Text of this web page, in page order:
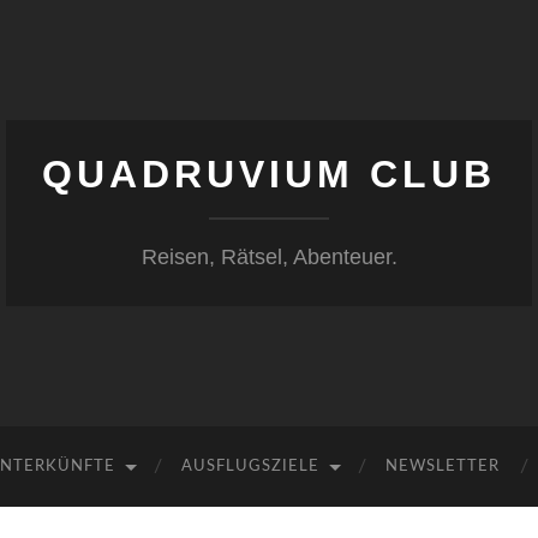
QUADRUVIUM CLUB
Reisen, Rätsel, Abenteuer.
AUSFLUGSZIELE NEWSLETTER